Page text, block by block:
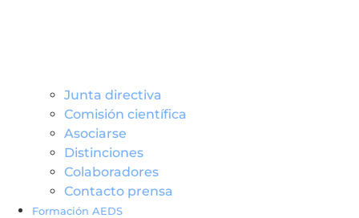
Junta directiva
Comisión científica
Asociarse
Distinciones
Colaboradores
Contacto prensa
Formación AEDS